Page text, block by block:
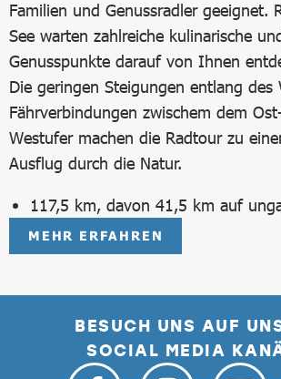
Familien und Genussradler geeignet.
See warten zahlreiche kulinarische
Genusspunkte darauf von Ihnen
Die geringen Steigungen entlang des
Fährverbindungen zwischem dem
Westufer machen die Radtour zu
Ausflug durch die Natur.
117,5 km, davon 41,5 km auf
MEHR ERFAHREN
BESUCH UNS AUF
SOCIAL MEDIA